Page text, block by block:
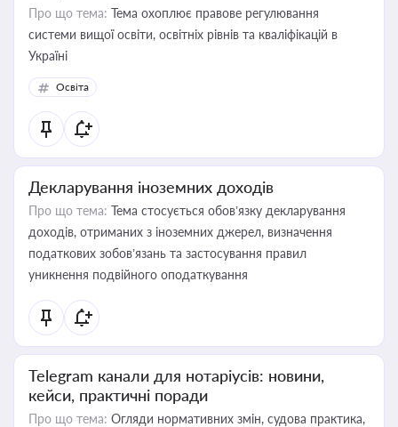
Про що тема: Тема охоплює правове регулювання
системи вищої освіти, освітніх рівнів та кваліфікацій в
Україні
Освіта
Декларування іноземних доходів
Про що тема: Тема стосується обов’язку декларування
доходів, отриманих з іноземних джерел, визначення
податкових зобов’язань та застосування правил
уникнення подвійного оподаткування
Telegram канали для нотаріусів: новини,
кейси, практичні поради
Про що тема: Огляди нормативних змін, судова практика,